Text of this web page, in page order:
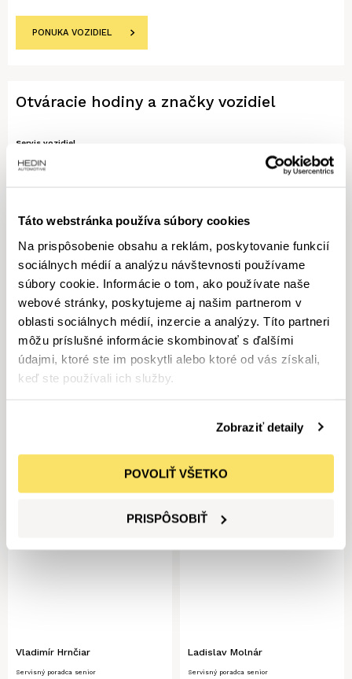
Táto webstránka používa súbory cookies
Na prispôsobenie obsahu a reklám, poskytovanie funkcií
sociálnych médií a analýzu návštevnosti používame
súbory cookie. Informácie o tom, ako používate naše
webové stránky, poskytujeme aj našim partnerom v
oblasti sociálnych médií, inzercie a analýzy. Títo partneri
môžu príslušné informácie skombinovať s ďalšími
údajmi, ktoré ste im poskytli alebo ktoré od vás získali,
keď ste používali ich služby.
Zobraziť detaily
POVOLIŤ VŠETKO
PRISPÔSOBIŤ
PONUKA VOZIDIEL
Otváracie hodiny a značky vozidiel
Servis vozidiel
Pracovné dni
DOSTUPNÉ PRE VOZIDLÁ
smart
Servisný personál
Vladimír Hrnčiar
Servisný poradca senior
Ladislav Molnár
Servisný poradca senior